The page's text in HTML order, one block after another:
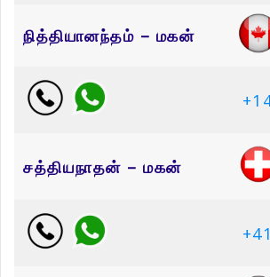
நித்தியானந்தம் – மகன்
சத்தியநாதன் – மகன்